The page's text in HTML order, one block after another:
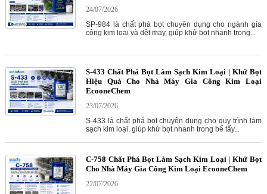
24/07/2026
SP-984 là chất phá bọt chuyên dụng cho ngành gia
công kim loại và dệt may, giúp khử bọt nhanh trong...
S-433 Chất Phá Bọt Làm Sạch Kim Loại | Khử Bọt
Hiệu Quả Cho Nhà Máy Gia Công Kim Loại
EcooneChem
23/07/2026
S-433 là chất phá bọt chuyên dụng cho quy trình làm
sạch kim loại, giúp khử bọt nhanh trong bể tẩy...
C-758 Chất Phá Bọt Làm Sạch Kim Loại | Khử Bọt
Cho Nhà Máy Gia Công Kim Loại EcooneChem
22/07/2026